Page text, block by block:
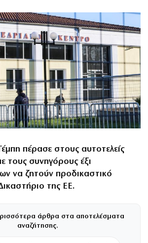
πέρασε στους αυτοτελείς
τους συνηγόρους έξι
να ζητούν προδικαστικό
της ΕΕ.
άρθρα στα αποτελέσματα
αναζήτησης.